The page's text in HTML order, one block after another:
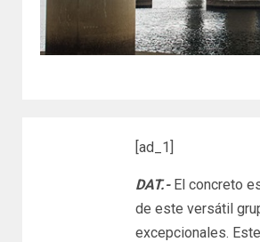
[ad_1]
DAT.-El concreto
de este versátil
excepcionales.